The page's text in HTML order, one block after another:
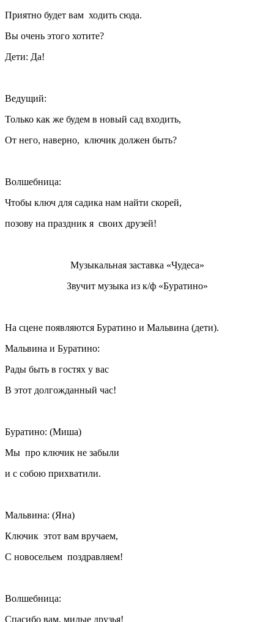
Приятно будет вам ходить сюда.
Вы очень этого хотите?
Дети: Да!
Ведущий:
Только как же будем в новый сад входить,
От него, наверно, ключик должен быть?
Волшебница:
Чтобы ключ для садика нам найти скорей,
позову на праздник я своих друзей!
Музыкальная заставка «Чудеса»
Звучит музыка из к/ф «Буратино»
На сцене появляются Буратино и Мальвина (дети).
Мальвина и Буратино:
Рады быть в гостях у вас
В этот долгожданный час!
Буратино: (Миша)
Мы про ключик не забыли
и с собою прихватили.
Мальвина: (Яна)
Ключик этот вам вручаем,
С новосельем поздравляем!
Волшебница:
Спасибо вам, милые друзья!